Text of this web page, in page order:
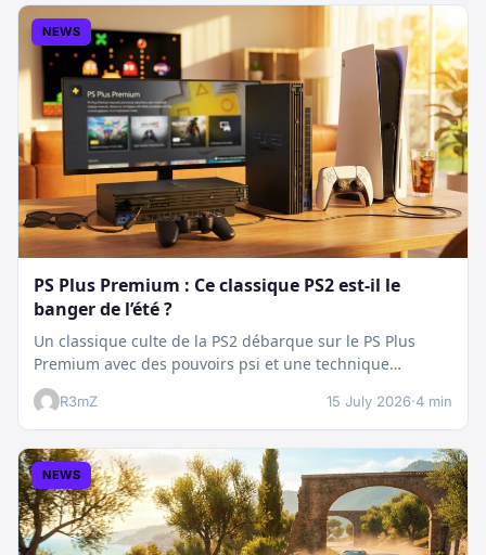
NEWS
PS Plus Premium : Ce classique PS2 est-il le
banger de l’été ?
Un classique culte de la PS2 débarque sur le PS Plus
Premium avec des pouvoirs psi et une technique
boostée.…
R3mZ 15 July 2026·4 min
NEWS